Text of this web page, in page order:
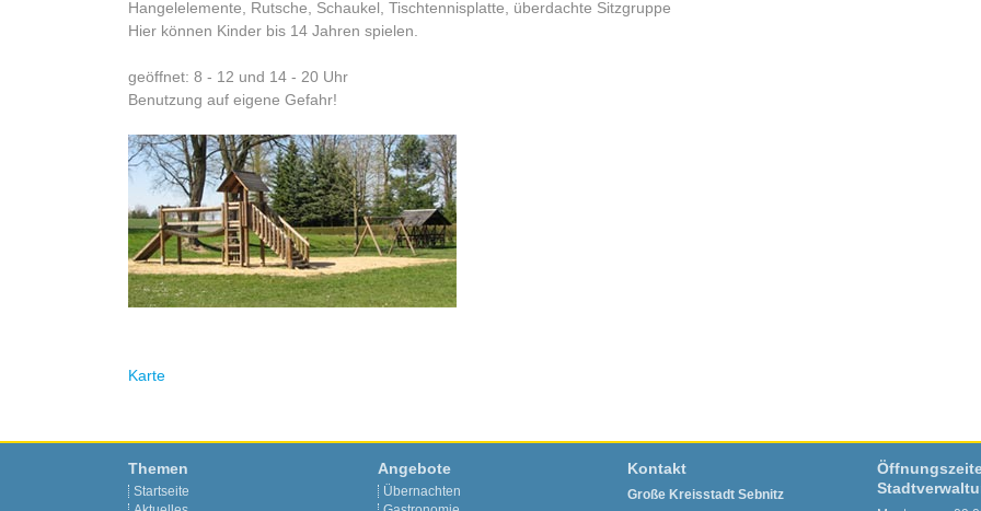
Hangelelemente, Rutsche, Schaukel, Tischtennisplatte, überdachte Sitzgruppe
Hier können Kinder bis 14 Jahren spielen.
geöffnet: 8 - 12 und 14 - 20 Uhr
Benutzung auf eigene Gefahr!
Karte
Themen
Startseite
Angebote
Übernachten
Kontakt
Große Kreisstadt Sebnitz